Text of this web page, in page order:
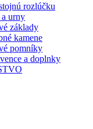
rozlúčku
urny
základy
kamene
pomníky
a doplnky